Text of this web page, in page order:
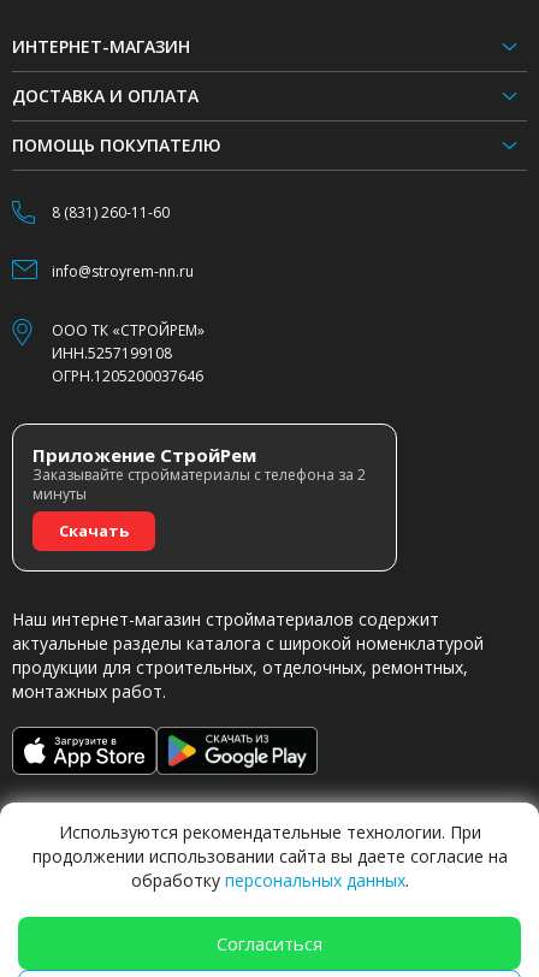
ИНТЕРНЕТ-МАГАЗИН
ДОСТАВКА И ОПЛАТА
ПОМОЩЬ ПОКУПАТЕЛЮ
8 (831) 260-11-60
info@stroyrem-nn.ru
ООО ТК «СТРОЙРЕМ»
ИНН.5257199108
ОГРН.1205200037646
Приложение СтройРем
Заказывайте стройматериалы с телефона за 2
минуты
Скачать
Наш интернет-магазин стройматериалов содержит
актуальные разделы каталога с широкой номенклатурой
продукции для строительных, отделочных, ремонтных,
монтажных работ.
Обращаясь в наш магазин, вы даете согласие на
Используются рекомендательные технологии. При
продолжении использовании сайта вы даете согласие на
обработку персональных данных.
Согласиться